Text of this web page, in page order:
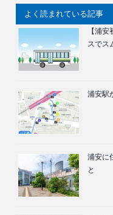
よく読まれている記事
【浦
スでス
浦安駅
浦安に
と